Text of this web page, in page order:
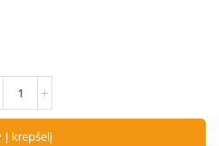
Į krepšelį